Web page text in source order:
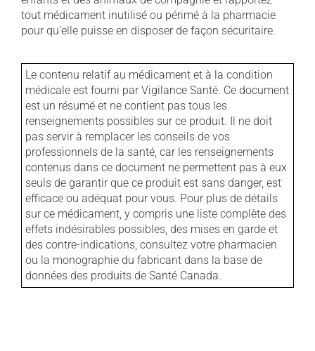
tout médicament inutilisé ou périmé à la pharmacie
pour qu'elle puisse en disposer de façon sécuritaire.
Le contenu relatif au médicament et à la condition
médicale est fourni par Vigilance Santé. Ce document
est un résumé et ne contient pas tous les
renseignements possibles sur ce produit. Il ne doit
pas servir à remplacer les conseils de vos
professionnels de la santé, car les renseignements
contenus dans ce document ne permettent pas à eux
seuls de garantir que ce produit est sans danger, est
efficace ou adéquat pour vous. Pour plus de détails
sur ce médicament, y compris une liste complète des
effets indésirables possibles, des mises en garde et
des contre-indications, consultez votre pharmacien
ou la monographie du fabricant dans la base de
données des produits de Santé Canada.